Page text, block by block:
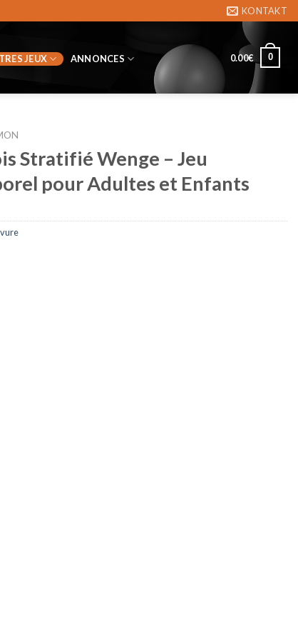
KONTAKT
JEUX ANNONCES 0.00€ 0
Stratifié Wenge – Jeu
pour Adultes et Enfants